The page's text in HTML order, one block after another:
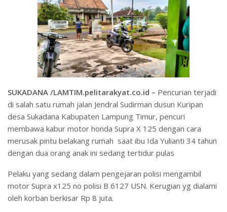
SUKADANA /LAMTIM.pelitarakyat.co.id – Pencurian terjadi
di salah satu rumah jalan Jendral Sudirman dusun Kuripan
desa Sukadana Kabupaten Lampung Timur, pencuri
membawa kabur motor honda Supra X 125 dengan cara
merusak pintu belakang rumah saat ibu Ida Yulianti 34 tahun
dengan dua orang anak ini sedang tertidur pulas
Pelaku yang sedang dalam pengejaran polisi mengambil
motor Supra x125 no polisi B 6127 USN. Kerugian yg dialami
oleh korban berkisar Rp 8 juta.